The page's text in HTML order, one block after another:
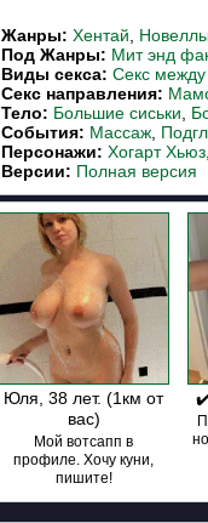
Жанры: Хентай
Под Жанры: Мит энд
Виды секса: Секс между
Cекс направления:
Тело: Большие сиськи
События: Массаж
Персонажи: Хогарт Хьюз
Версии: Полная версия
Юля, 38 лет. (1км от
вас)
Мой вотсапп в
профиле. Хочу куни,
пишите!